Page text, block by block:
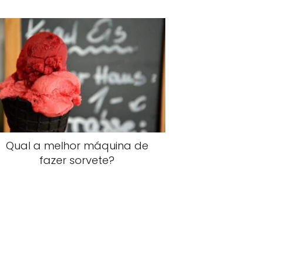
Qual a melhor máquina de
fazer sorvete?